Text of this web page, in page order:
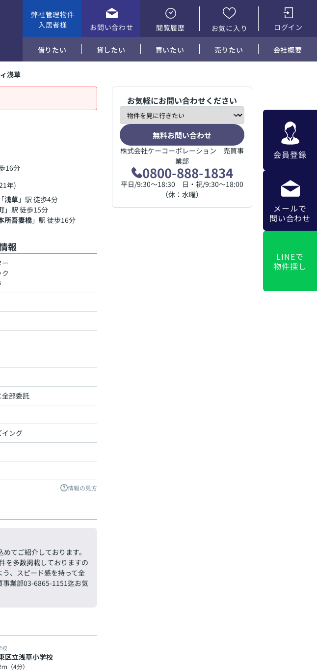
弊社管理物件
入居者様
お問い合わせ 閲覧履歴 お気に入り ログイン
借りたい 貸したい 買いたい 売りたい 会社概要
会員登録
メールで
問い合わせ
LINEで
物件探し
浅草
16分
年)
「浅草」駅 徒歩4分
」駅 徒歩15分
所吾妻橋」駅 徒歩16分
報
全部委託
イング
情報の見方
てご紹介しております。
を多数掲載しておりますの
、スピード感を持って全
事業部03-6865-1151迄お気
校
区立浅草小学校
（4分）
お気軽にお問い合わせください
無料お問い合わせ
株式会社ケーコーポレーション 売買事
業部
0800-888-1834
平日/9:30～18:30 日・祝/9:30～18:00
（休：水曜）